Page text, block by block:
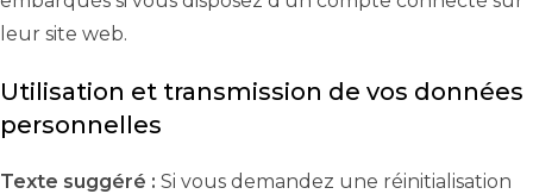
leur site web.
Utilisation et transmission de vos données
personnelles
Texte suggéré : Si vous demandez une réinitialisation